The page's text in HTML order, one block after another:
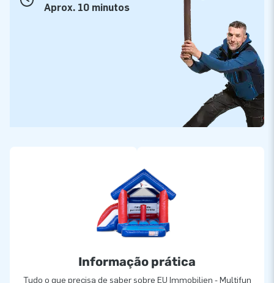
Aprox. 10 minutos
Informação prática
Tudo o que precisa de saber sobre EU Immobilien - Multifun